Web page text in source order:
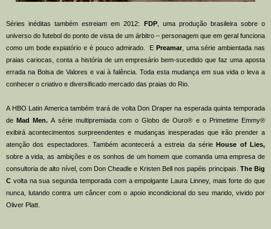
Séries inéditas também estreiam em 2012: FDP,
uma produção brasileira sobre o
universo do futebol do ponto de vista de um árbitro – personagem que em geral funciona
como um bode expiatório e é pouco admirado. E Preamar, uma série ambientada nas
praias cariocas, conta a história de um empresário bem-sucedido que faz uma aposta
errada na Bolsa de Valores e vai à falência. Toda esta mudança em sua vida o leva a
conhecer o criativo e diversificado mercado das praias do Rio.
A HBO Latin America também trará de volta Don Draper na esperada quinta temporada
deMad Men.A série multipremiada com o Globo de Ouro® e o Primetime Emmy®
exibirá acontecimentos surpreendentes e mudanças inesperadas que irão prender a
atenção dos espectadores. Também acontecerá a estreia da sérieHouse of Lies,
sobre a vida, as ambições e os sonhos de um homem que comanda uma empresa de
consultoria de alto nível, com Don Cheadle e Kristen Bell nos papéis principais. The Big
C volta na sua segunda temporada com a empolgante Laura Linney, mais forte do que
nunca, lutando contra um câncer com o apoio incondicional do seu marido, vivido por
Oliver Platt.